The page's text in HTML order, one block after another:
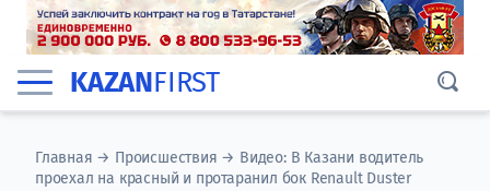
KAZANFIRST
Главная → Происшествия → Видео: В Казани водитель
проехал на красный и протаранил бок Renault Duster